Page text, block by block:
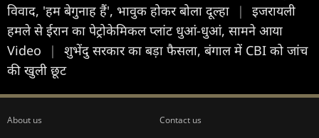
विवाद, 'हम बेगुनाह हैं', भावुक होकर बोला दूल्हा
|
इजरायली
हमले से ईरान का पेट्रोकेमिकल प्लांट धुआं-धुआं, सामने आया
Video
|
शुभेंदु सरकार का बड़ा फैसला, बंगाल में CBI को जांच
की खुली छूट
About us Contact us